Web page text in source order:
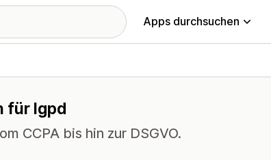
Apps durchsuchen
für lgpd
CCPA bis hin zur DSGVO.